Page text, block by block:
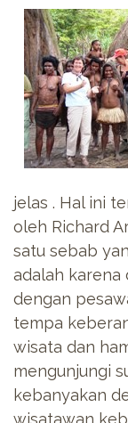
jelas . Hal ini
oleh Richard
satu sebab
adalah karena
dengan
tempa
wisata dan
mengunjungi
kebanyakan